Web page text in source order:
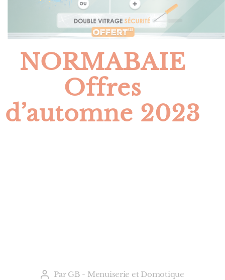
NORMABAIE
Offres
d’automne 2023
Auteur
Par GB - Menuiserie et Domotique